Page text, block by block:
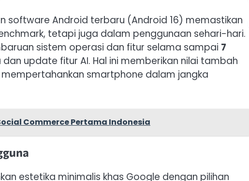
software Android terbaru (Android 16) memastikan
tetapi juga dalam penggunaan sehari-hari.
sistem operasi dan fitur selama sampai 7
update fitur AI. Hal ini memberikan nilai tambah
smartphone dalam jangka
Commerce Pertama Indonesia
estetika minimalis khas Google dengan pilihan